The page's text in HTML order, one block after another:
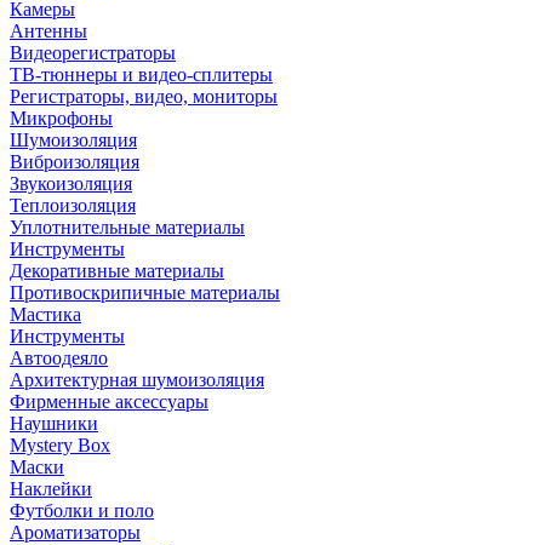
Камеры
Антенны
Видеорегистраторы
ТВ-тюннеры и видео-сплитеры
Регистраторы, видео, мониторы
Микрофоны
Шумоизоляция
Виброизоляция
Звукоизоляция
Теплоизоляция
Уплотнительные материалы
Инструменты
Декоративные материалы
Противоскрипичные материалы
Мастика
Инструменты
Автоодеяло
Архитектурная шумоизоляция
Фирменные аксессуары
Наушники
Mystery Box
Маски
Наклейки
Футболки и поло
Ароматизаторы